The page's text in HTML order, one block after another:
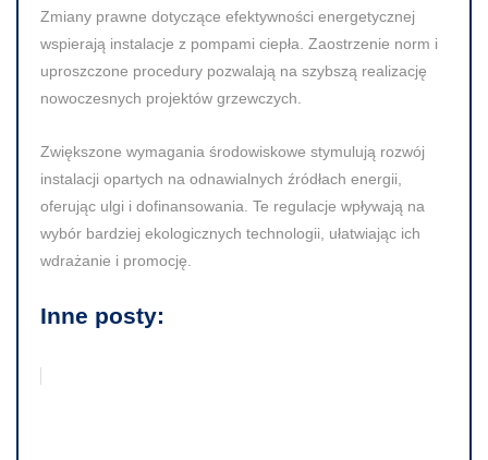
Zmiany prawne dotyczące efektywności energetycznej
wspierają instalacje z pompami ciepła. Zaostrzenie norm i
uproszczone procedury pozwalają na szybszą realizację
nowoczesnych projektów grzewczych.
Zwiększone wymagania środowiskowe stymulują rozwój
instalacji opartych na odnawialnych źródłach energii,
oferując ulgi i dofinansowania. Te regulacje wpływają na
wybór bardziej ekologicznych technologii, ułatwiając ich
wdrażanie i promocję.
Inne posty: